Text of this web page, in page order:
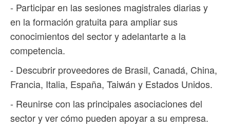
- Participar en las sesiones magistrales diarias y
en la formación gratuita para ampliar sus
conocimientos del sector y adelantarte a la
competencia.
- Descubrir proveedores de Brasil, Canadá, China,
Francia, Italia, España, Taiwán y Estados Unidos.
- Reunirse con las principales asociaciones del
sector y ver cómo pueden apoyar a su empresa.